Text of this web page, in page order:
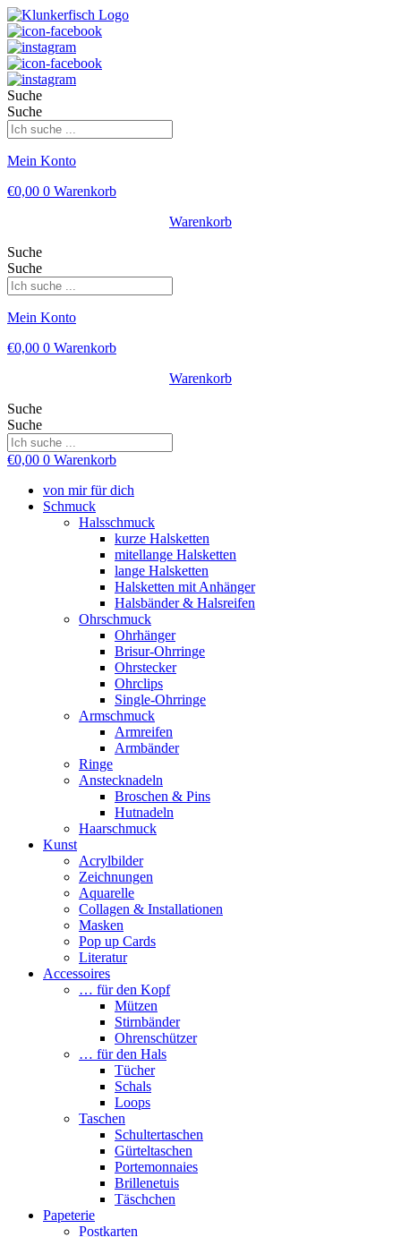
Suche
Suche
Mein Konto
€0,00 0 Warenkorb
Warenkorb
Suche
Suche
Mein Konto
€0,00 0 Warenkorb
Warenkorb
Suche
Suche
€0,00 0 Warenkorb
von mir für dich
Schmuck
Halsschmuck
kurze Halsketten
mitellange Halsketten
lange Halsketten
Halsketten mit Anhänger
Halsbänder & Halsreifen
Ohrschmuck
Ohrhänger
Brisur-Ohrringe
Ohrstecker
Ohrclips
Single-Ohrringe
Armschmuck
Armreifen
Armbänder
Ringe
Anstecknadeln
Broschen & Pins
Hutnadeln
Haarschmuck
Kunst
Acrylbilder
Zeichnungen
Aquarelle
Collagen & Installationen
Masken
Pop up Cards
Literatur
Accessoires
… für den Kopf
Mützen
Stirnbänder
Ohrenschützer
… für den Hals
Tücher
Schals
Loops
Taschen
Schultertaschen
Gürteltaschen
Portemonnaies
Brillenetuis
Täschchen
Papeterie
Postkarten